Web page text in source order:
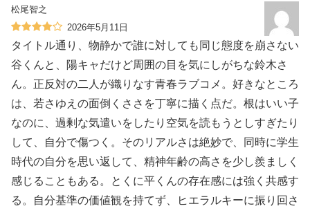
松尾智之
2026年5月11日
タイトル通り、物静かで誰に対しても同じ態度を崩さない
谷くんと、陽キャだけど周囲の目を気にしがちな鈴木さ
ん。正反対の二人が織りなす青春ラブコメ。好きなところ
は、若さゆえの面倒くささを丁寧に描く点だ。根はいい子
なのに、過剰な気遣いをしたり空気を読もうとしすぎたり
して、自分で傷つく。そのリアルさは絶妙で、同時に学生
時代の自分を思い返して、精神年齢の高さを少し羨ましく
感じることもある。とくに平くんの存在感には強く共感す
る。自分基準の価値観を持てず、ヒエラルキーに振り回さ